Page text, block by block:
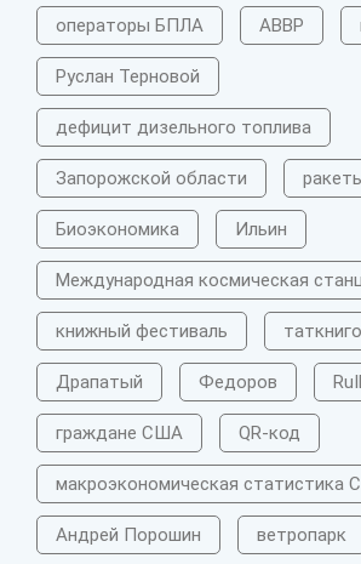
операторы БПЛА АВВР
Руслан Терновой
дефицит дизельного топлива
Запорожской области
Биоэкономика Ильин
Международная космическая
книжный фестиваль
Драпатый Федоров
граждане США QR-код
макроэкономическая статистика
Андрей Порошин ветропарк